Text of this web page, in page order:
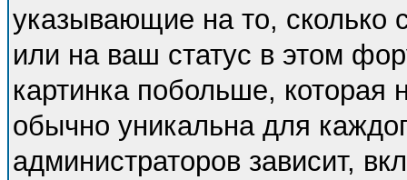
указывающие на то,
или на ваш статус в этом
картинка побольше, которая
обычно уникальна для
администраторов зависит,